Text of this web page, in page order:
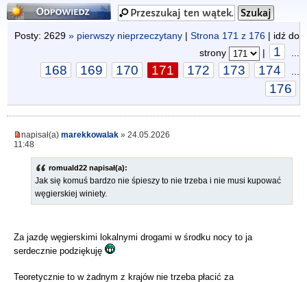
Odpowiedz
Posty: 2629 » pierwszy nieprzeczytany | Strona 171 z 176 | idź do
strony
| 1
168 169 170 171 172 173 174
176
napisał(a) marekkowalak » 24.05.2026
11:48
romuald22 napisał(a):
Jak się komuś bardzo nie śpieszy to nie trzeba i nie musi kupować
węgierskiej winiety.
Za jazdę węgierskimi lokalnymi drogami w środku nocy to ja
serdecznie podziękuję
Teoretycznie to w żadnym z krajów nie trzeba płacić za